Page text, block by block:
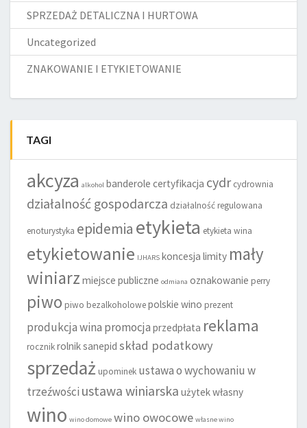
SPRZEDAŻ DETALICZNA I HURTOWA
Uncategorized
ZNAKOWANIE I ETYKIETOWANIE
TAGI
akcyza alkohol banderole certyfikacja cydr cydrownia
działalność gospodarcza działalność regulowana
enoturystyka epidemia etykieta etykieta wina
etykietowanie IJHARS koncesja limity mały
winiarz miejsce publiczne odmiana oznakowanie perry
piwo piwo bezalkoholowepolskie wino prezent
produkcja wina promocja przedpłata reklama
rocznikrolniksanepid skład podatkowy
sprzedaż upominek ustawa o wychowaniu w
trzeźwości ustawa winiarska użytek własny
wino wino domowe wino owocowe własne wino